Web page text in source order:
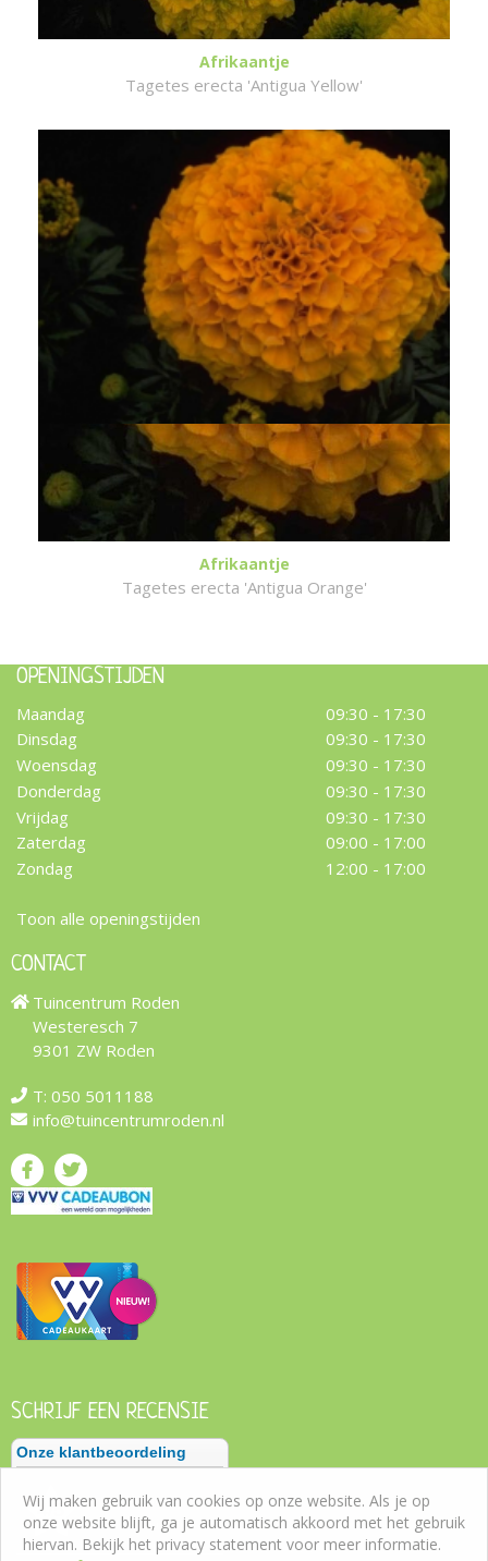
Afrikaantje
Tagetes erecta 'Antigua Yellow'
Afrikaantje
Tagetes erecta 'Antigua Orange'
OPENINGSTIJDEN
Maandag
09:30 - 17:30
Dinsdag
09:30 - 17:30
Woensdag
09:30 - 17:30
Donderdag
09:30 - 17:30
Vrijdag
09:30 - 17:30
Zaterdag
09:00 - 17:00
Zondag
12:00 - 17:00
Toon alle openingstijden
CONTACT
Tuincentrum Roden
Westeresch 7
9301 ZW Roden
T: 050 5011188
info@tuincentrumroden.nl
SCHRIJF EEN RECENSIE
Wij maken gebruik van cookies op onze website. Als je op
onze website blijft, ga je automatisch akkoord met het gebruik
hiervan. Bekijk het privacy statement voor meer informatie.